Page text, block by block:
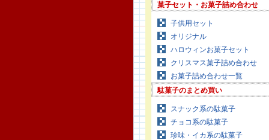
菓子セット・お菓子詰め合わせ
子供用セット
オリジナル
ハロウィンお菓子セット
クリスマス菓子詰め合わせ
お菓子詰め合わせ一覧
駄菓子のまとめ買い
スナック系の駄菓子
チョコ系の駄菓子
珍味・イカ系の駄菓子